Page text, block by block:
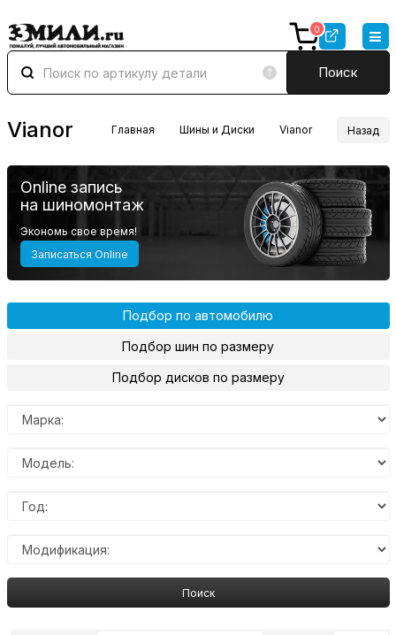
Поиск
0
Vianor Главная Шины и Диски Vianor Назад
Online запись
на шиномонтаж
Экономь свое время!
Записаться Online
Подбор по автомобилю
Подбор шин по размеру
Подбор дисков по размеру
Поиск